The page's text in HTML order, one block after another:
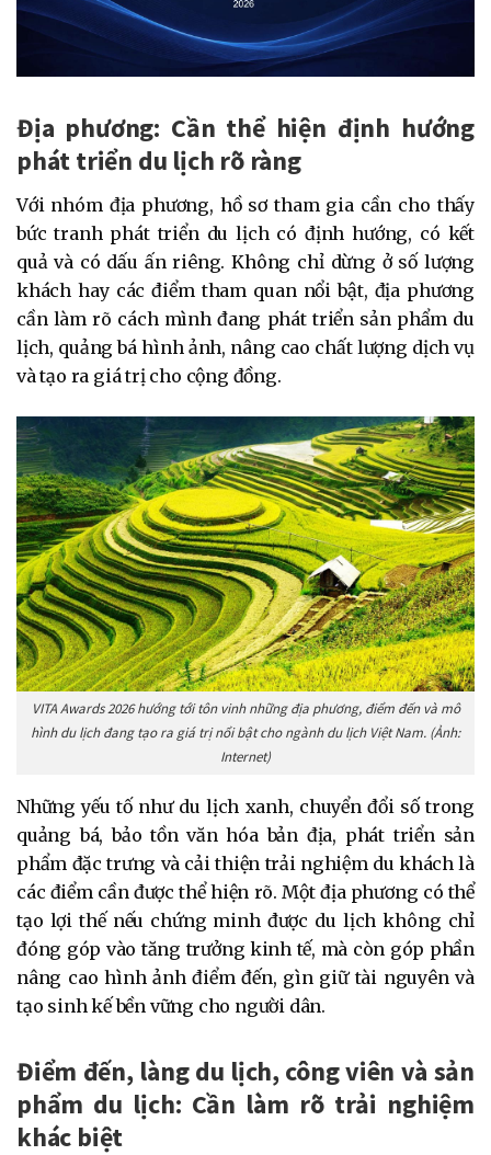
Địa phương: Cần thể hiện định hướng
phát triển du lịch rõ ràng
Với nhóm địa phương, hồ sơ tham gia cần cho thấy
bức tranh phát triển du lịch có định hướng, có kết
quả và có dấu ấn riêng. Không chỉ dừng ở số lượng
khách hay các điểm tham quan nổi bật, địa phương
cần làm rõ cách mình đang phát triển sản phẩm du
lịch, quảng bá hình ảnh, nâng cao chất lượng dịch vụ
và tạo ra giá trị cho cộng đồng.
VITA Awards 2026 hướng tới tôn vinh những địa phương, điểm đến và mô
hình du lịch đang tạo ra giá trị nổi bật cho ngành du lịch Việt Nam. (Ảnh:
Internet)
Những yếu tố như du lịch xanh, chuyển đổi số trong
quảng bá, bảo tồn văn hóa bản địa, phát triển sản
phẩm đặc trưng và cải thiện trải nghiệm du khách là
các điểm cần được thể hiện rõ. Một địa phương có thể
tạo lợi thế nếu chứng minh được du lịch không chỉ
đóng góp vào tăng trưởng kinh tế, mà còn góp phần
nâng cao hình ảnh điểm đến, gìn giữ tài nguyên và
tạo sinh kế bền vững cho người dân.
Điểm đến, làng du lịch, công viên và sản
phẩm du lịch: Cần làm rõ trải nghiệm
khác biệt